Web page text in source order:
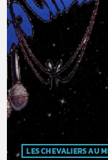
LES CHEVALIERS AU